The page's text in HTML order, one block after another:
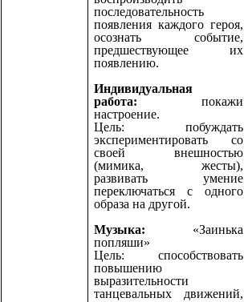
последовательность
появления каждого героя,
осознать событие,
предшествующее их
появлению.
Индивидуальная
работа: покажи
настроение.
Цель: побуждать
экспериментировать со
своей внешностью
(мимика, жесты),
развивать умение
переключаться с одного
образа на другой.
Музыка: «Заинька
попляши»
Цель: способствовать
повышению
выразительности
танцевальных движений,